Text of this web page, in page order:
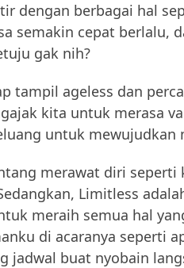
dengan berbagai hal
semakin cepat berlalu,
gak nih?
tampil ageless dan
kita untuk merasa
untuk
merawat diri
Limitless
meraih semua hal
di acaranya seperti
jadwal buat nyobain